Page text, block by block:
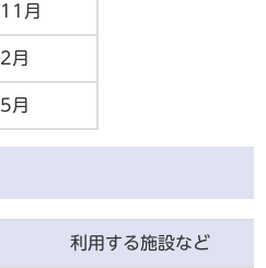
11月
2月
5月
利用する施設など